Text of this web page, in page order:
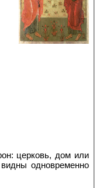
церковь, дом или
одновременно